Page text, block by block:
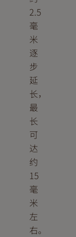
2.5
毫
米
逐
步
延
长，
最
长
可
达
约
15
毫
米
左
右。